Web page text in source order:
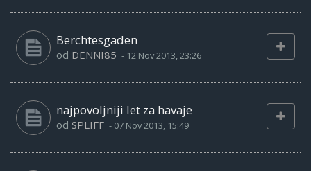
Berchtesgaden
od DENNI85 - 12 Nov 2013, 23:26
najpovoljniji let za havaje
od SPLIFF - 07 Nov 2013, 15:49